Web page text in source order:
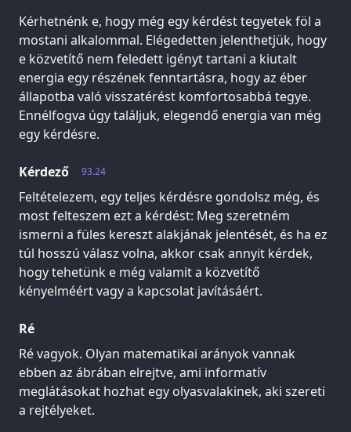
Kérhetnénk e, hogy még egy kérdést tegyetek föl a
mostani alkalommal. Elégedetten jelenthetjük, hogy
e közvetítő nem feledett igényt tartani a kiutalt
energia egy részének fenntartásra, hogy az éber
állapotba való visszatérést komfortosabbá tegye.
Ennélfogva úgy találjuk, elegendő energia van még
egy kérdésre.
93.24
Kérdező
Feltételezem, egy teljes kérdésre gondolsz még, és
most felteszem ezt a kérdést: Meg szeretném
ismerni a füles kereszt alakjának jelentését, és ha ez
túl hosszú válasz volna, akkor csak annyit kérdek,
hogy tehetünk e még valamit a közvetítő
kényelméért vagy a kapcsolat javításáért.
Ré
Ré vagyok. Olyan matematikai arányok vannak
ebben az ábrában elrejtve, ami informatív
meglátásokat hozhat egy olyasvalakinek, aki szereti
a rejtélyeket.